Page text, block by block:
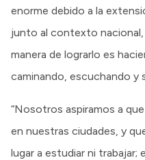
enorme debido a la
junto al contexto nacional,
manera de lograrlo es
caminando, escuchando y
“Nosotros aspiramos a
en nuestras ciudades, y
lugar a estudiar ni